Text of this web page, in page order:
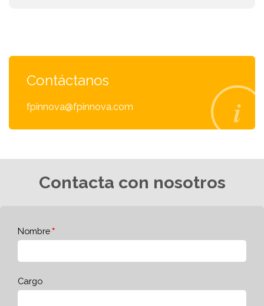
Contáctanos
fpinnova@fpinnova.com
Contacta con nosotros
Nombre
Cargo